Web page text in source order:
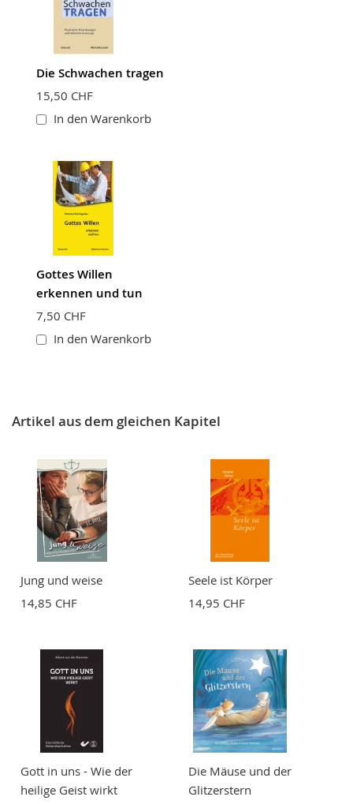
Die Schwachen tragen
15,50 CHF
In den Warenkorb
Gottes Willen
erkennen und tun
7,50 CHF
In den Warenkorb
Artikel aus dem gleichen Kapitel
Jung und weise
14,85 CHF
Seele ist Körper
14,95 CHF
Gott in uns - Wie der
heilige Geist wirkt
Die Mäuse und der
Glitzerstern